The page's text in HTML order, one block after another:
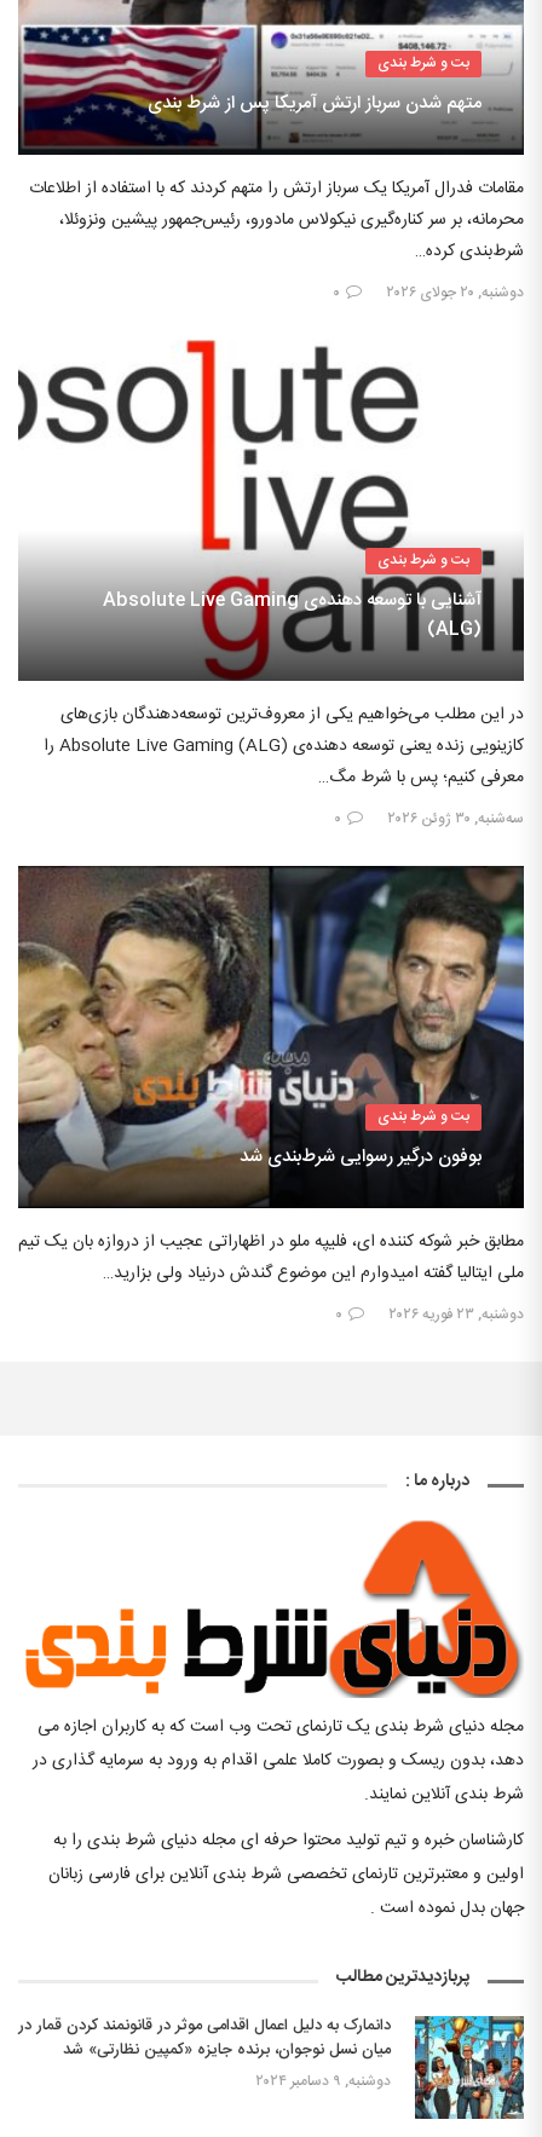
بت و شرط بندی
متهم شدن سرباز ارتش آمریکا پس از شرط بندی
مقامات فدرال آمریکا یک سرباز ارتش را متهم کردند که با استفاده از اطلاعات
محرمانه، بر سر کناره‌گیری نیکولاس مادورو، رئیس‌جمهور پیشین ونزوئلا،
شرط‌بندی کرده…
دوشنبه, ۲۰ جولای ۲۰۲۶ ۰
بت و شرط بندی
آشنایی با توسعه دهنده‌ی Absolute Live Gaming
(ALG)
در این مطلب می‌خواهیم یکی از معروف‌ترین توسعه‌دهندگان بازی‌های
کازینویی زنده یعنی توسعه دهنده‌ی Absolute Live Gaming (ALG) را
معرفی کنیم؛ پس با شرط مگ…
سه‌شنبه, ۳۰ ژوئن ۲۰۲۶ ۰
بت و شرط بندی
بوفون درگیر رسوایی شرط‌بندی شد
مطابق خبر شوکه کننده ای، فلیپه ملو در اظهاراتی عجیب از دروازه بان یک تیم
ملی ایتالیا گفته امیدوارم این موضوع گندش درنیاد ولی بزارید…
دوشنبه, ۲۳ فوریه ۲۰۲۶ ۰
درباره ما :
مجله دنیای شرط بندی یک تارنمای تحت وب است که به کاربران اجازه می
دهد، بدون ریسک و بصورت کاملا علمی اقدام به ورود به سرمایه گذاری در
شرط بندی آنلاین نمایند.
کارشناسان خبره و تیم تولید محتوا حرفه ای مجله دنیای شرط بندی را به
اولین و معتبرترین تارنمای تخصصی شرط بندی آنلاین برای فارسی زبانان
جهان بدل نموده است .
پربازدیدترین مطالب
دانمارک به دلیل اعمال اقدامی موثر در قانونمند کردن قمار در
میان نسل نوجوان، برنده جایزه «کمپین نظارتی» شد
دوشنبه, ۹ دسامبر ۲۰۲۴